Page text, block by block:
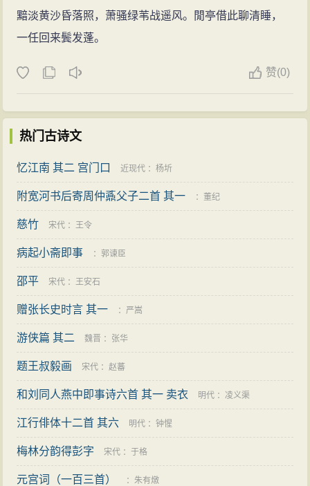
黯淡黄沙昏落照，萧骚绿苇战遥风。閒亭借此聊清睡，
一任回来鬓发蓬。
赞(0)
热门古诗文
忆江南 其二 宫门口 近现代 ：杨圻
附宽河书后寄周仲鼒父子二首 其一 ： 董纪
慈竹 宋代 ：王令
病起小斋即事 ：郭谏臣
邵平 宋代 ：王安石
赠张长史时言 其一 ： 严嵩
游侠篇 其二 魏晋 ： 张华
题王叔毅画 宋代 ：赵蕃
和刘同人燕中即事诗六首 其一 卖衣 明代 ：凌义渠
江行俳体十二首 其六 明代 ：钟惺
梅林分韵得彭字 宋代 ：于格
元宫词（一百三首） ：朱有燉